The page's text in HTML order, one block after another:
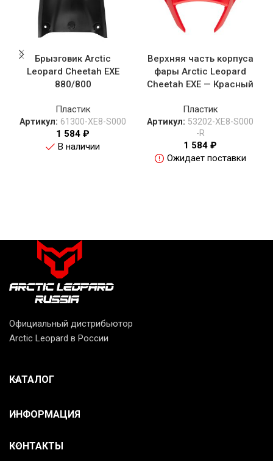
Брызговик Arctic
Leopard Cheetah EXE
880/800
Пластик
Артикул: 61300-XE8-S000
1 584 ₽
В наличии
Верхняя часть корпуса
фары Arctic Leopard
Cheetah EXE — Красный
Пластик
Артикул: 53202-XE8-S000
-R
1 584 ₽
Ожидает поставки
Официальный дистрибьютор
Arctic Leopard в России
КАТАЛОГ
ИНФОРМАЦИЯ
КОНТАКТЫ